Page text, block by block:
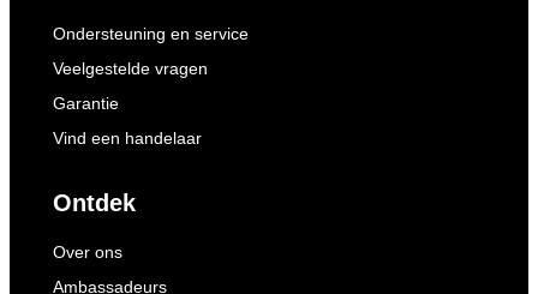
Ondersteuning en service
Veelgestelde vragen
Garantie
Vind een handelaar
Ontdek
Over ons
Ambassadeurs